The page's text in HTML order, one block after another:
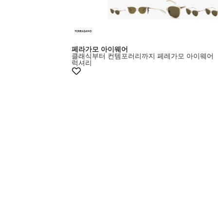
페라가모 아이웨어
클래식부터 컨템포러리까지 페레가모 아이웨어
럭셔리